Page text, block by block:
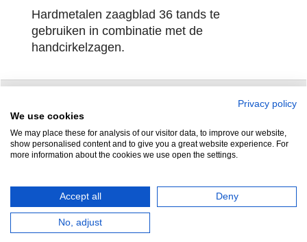
Hardmetalen zaagblad 36 tands te
gebruiken in combinatie met de
handcirkelzagen.
Zuidersluisweg 42
8243 RC Lelystad
Tel: +31(0)320
253161
Privacy policy
We use cookies
We may place these for analysis of our visitor data, to improve our website,
show personalised content and to give you a great website experience. For
more information about the cookies we use open the settings.
Accept all Deny
No, adjust